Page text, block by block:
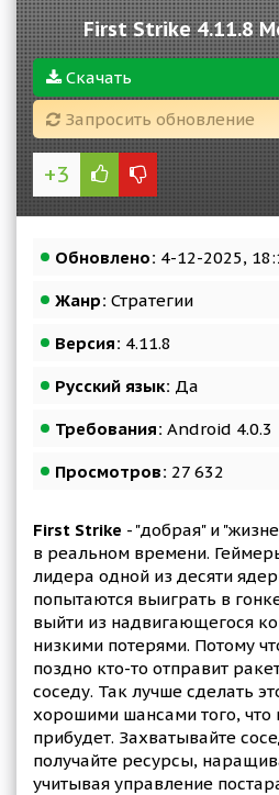
First Strike 4.11.8
Скачать
Запросить обновление
+3
Обновлено: 4-12-2025,
Жанр: Стратегии
Версия: 4.11.8
Русский язык: Да
Требования: Android 4.0.3
Просмотров: 27 632
First Strike - "добрая" и
в реальном времени.
лидера одной из десяти
попытаются выиграть в
выйти из надвигающегося
низкими потерями. Потому
поздно кто-то отправит
соседу. Так лучше сделать
хорошими шансами того, что
прибудет. Захватывайте
получайте ресурсы,
учитывая управление